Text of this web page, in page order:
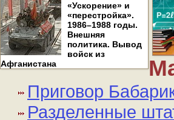
«Ускорение» и
«перестройка».
1986–1988 годы.
Внешняя
политика. Вывод
войск из
Афганистана
Приговор
Разделенные